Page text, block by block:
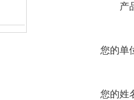
产
您的单
您的姓